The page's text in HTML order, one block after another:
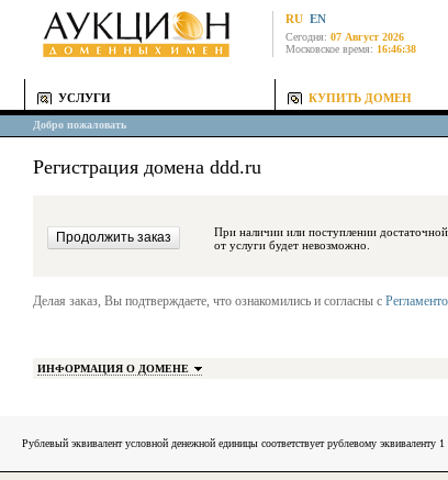
RU EN
Сегодня: 07 Август 2026
Московское время: 16:46:38
УСЛУГИ КУПИТЬ ДОМЕН
Добро пожаловать
Регистрация домена ddd.ru
При наличии или поступлении достаточной суммы,
от услуги будет невозможно.
Делая заказ, Вы подтверждаете, что ознакомились и согласны с
ИНФОРМАЦИЯ О ДОМЕНЕ
Рублевый эквивалент условной денежной единицы соответствует рублевому